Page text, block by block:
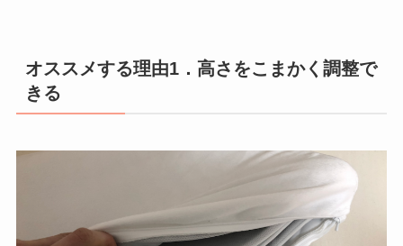
オススメする理由1．高さをこまかく調整で
きる